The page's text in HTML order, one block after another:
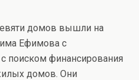
домов вышли на
Ефимова с
поиском финансирования
домов. Они